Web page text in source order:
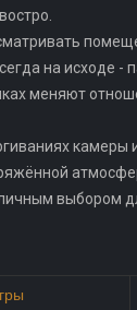
на исходе -
меняют
выбором